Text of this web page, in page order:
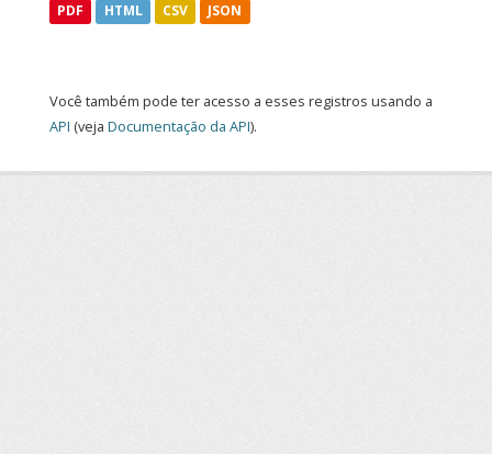
PDF HTML CSV JSON
Você também pode ter acesso a esses registros usando a
API (veja Documentação da API).